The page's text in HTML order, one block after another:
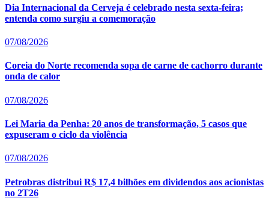
Dia Internacional da Cerveja é celebrado nesta sexta-feira;
entenda como surgiu a comemoração
07/08/2026
Coreia do Norte recomenda sopa de carne de cachorro durante
onda de calor
07/08/2026
Lei Maria da Penha: 20 anos de transformação, 5 casos que
expuseram o ciclo da violência
07/08/2026
Petrobras distribui R$ 17,4 bilhões em dividendos aos acionistas
no 2T26